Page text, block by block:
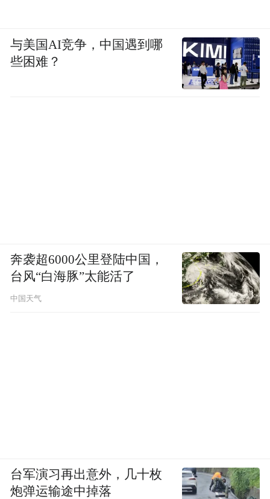
与美国AI竞争，中国遇到哪
些困难？
奔袭超6000公里登陆中国，
台风“白海豚”太能活了
中国天气
台军演习再出意外，几十枚
炮弹运输途中掉落